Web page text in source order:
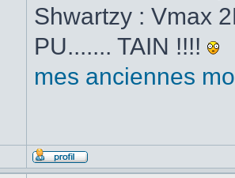
Shwartzy : Vmax
PU....... TAIN !!!!
mes anciennes